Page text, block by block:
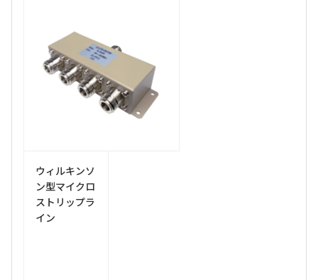
ウィルキンソ
ン型マイクロ
ストリップラ
イン